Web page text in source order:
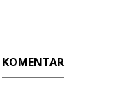
KOMENTAR